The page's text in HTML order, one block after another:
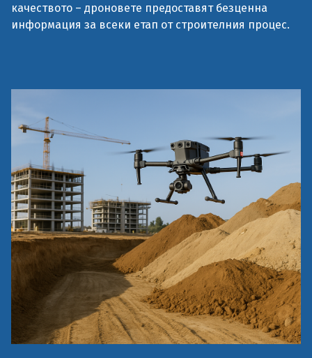
качеството – дроновете предоставят безценна
информация за всеки етап от строителния процес.